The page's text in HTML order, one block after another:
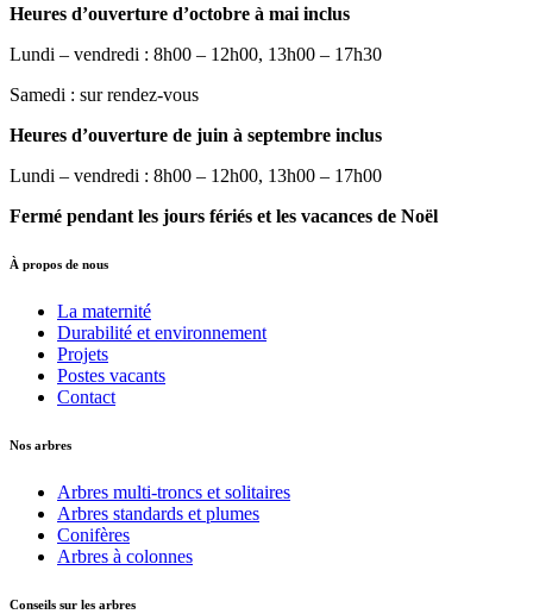
Heures d’ouverture d’octobre à mai inclus
Lundi – vendredi : 8h00 – 12h00, 13h00 – 17h30
Samedi : sur rendez-vous
Heures d’ouverture de juin à septembre inclus
Lundi – vendredi : 8h00 – 12h00, 13h00 – 17h00
Fermé pendant les jours fériés et les vacances de Noël
À propos de nous
La maternité
Durabilité et environnement
Projets
Postes vacants
Contact
Nos arbres
Arbres multi-troncs et solitaires
Arbres standards et plumes
Conifères
Arbres à colonnes
Conseils sur les arbres